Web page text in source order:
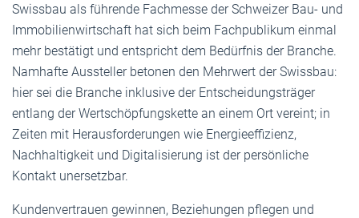
Swissbau als führende Fachmesse der Schweizer Bau- und
Immobilienwirtschaft hat sich beim Fachpublikum einmal
mehr bestätigt und entspricht dem Bedürfnis der Branche.
Namhafte Aussteller betonen den Mehrwert der Swissbau:
hier sei die Branche inklusive der Entscheidungsträger
entlang der Wertschöpfungskette an einem Ort vereint; in
Zeiten mit Herausforderungen wie Energieeffizienz,
Nachhaltigkeit und Digitalisierung ist der persönliche
Kontakt unersetzbar.
Kundenvertrauen gewinnen, Beziehungen pflegen und